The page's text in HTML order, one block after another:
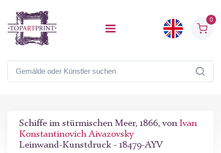
0
Schiffe im stürmischen Meer, 1866, von Ivan
Konstantinovich Aivazovsky
Leinwand-Kunstdruck - 18479-AYV